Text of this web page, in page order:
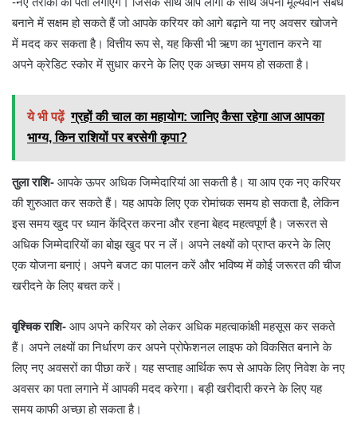
बनाने में सक्षम हो सकते हैं जो आपके करियर को आगे बढ़ाने या नए अवसर खोजने
में मदद कर सकता है। वित्तीय रूप से, यह किसी भी ऋण का भुगतान करने या
अपने क्रेडिट स्कोर में सुधार करने के लिए एक अच्छा समय हो सकता है।
ये भी पढ़ें ग्रहों की चाल का महायोग: जानिए कैसा रहेगा आज आपका
भाग्य, किन राशियों पर बरसेगी कृपा?
तुला राशि- आपके ऊपर अधिक जिम्मेदारियां आ सकती है। या आप एक नए करियर
की शुरुआत कर सकते हैं। यह आपके लिए एक रोमांचक समय हो सकता है, लेकिन
इस समय खुद पर ध्यान केंद्रित करना और रहना बेहद महत्वपूर्ण है। जरूरत से
अधिक जिम्मेदारियों का बोझ खुद पर न लें। अपने लक्ष्यों को प्राप्त करने के लिए
एक योजना बनाएं। अपने बजट का पालन करें और भविष्य में कोई जरूरत की चीज
खरीदने के लिए बचत करें।
वृश्चिक राशि- आप अपने करियर को लेकर अधिक महत्वाकांक्षी महसूस कर सकते
हैं। अपने लक्ष्यों का निर्धारण कर अपने प्रोफेशनल लाइफ को विकसित बनाने के
लिए नए अवसरों का पीछा करें। यह सप्ताह आर्थिक रूप से आपके लिए निवेश के नए
अवसर का पता लगाने में आपकी मदद करेगा। बड़ी खरीदारी करने के लिए यह
समय काफी अच्छा हो सकता है।